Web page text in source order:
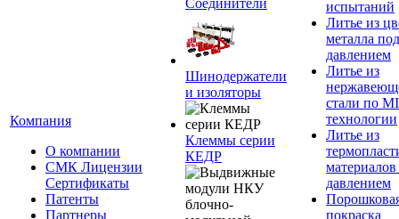
Компания
О компании
СМК Лицензии
Сертификаты
Патенты
Партнеры
Соединители
Шинодержатели
и изоляторы
Клеммы серии
КЕДР
испытаний
Литье из
металла под
давлением
Литье из
стали по
технологии
Литье из
давлением
покраска